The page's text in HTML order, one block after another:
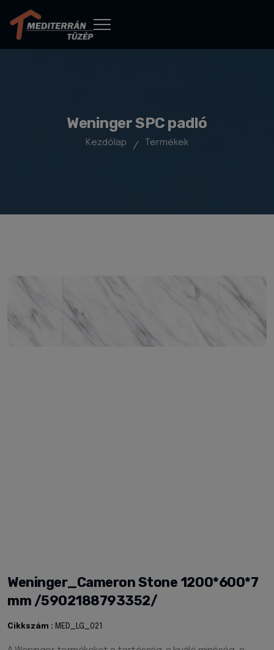
Weninger SPC padló
Kezdőlap Termékek
Weninger_Cameron Stone 1200*600*7
mm /5902188793352/
Cikkszám : MED_LG_021